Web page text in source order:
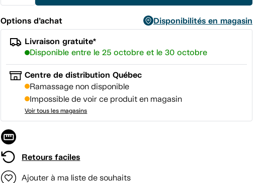
Options d’achat
Disponibilités en magasin
Livraison gratuite*
Disponible entre le 25 octobre et le 30 octobre
Centre de distribution Québec
Ramassage non disponible
Impossible de voir ce produit en magasin
Voir tous les magasins
Retours faciles
Ajouter à ma liste de souhaits